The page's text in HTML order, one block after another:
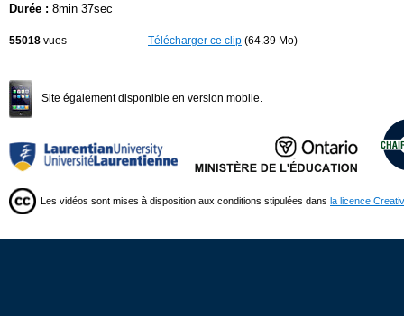
Durée : 8min 37sec
55018 vues Télécharger ce clip (64.39 Mo)
Site également disponible en version mobile.
Les vidéos sont mises à disposition aux conditions stipulées dans la licence